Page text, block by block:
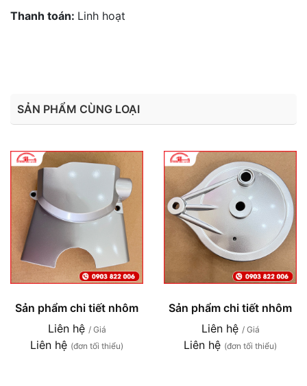
Thanh toán: Linh hoạt
SẢN PHẨM CÙNG LOẠI
Sản phẩm chi tiết nhôm
Liên hệ / Giá
Liên hệ (đơn tối thiểu)
Sản phẩm chi tiết nhôm
Liên hệ / Giá
Liên hệ (đơn tối thiểu)